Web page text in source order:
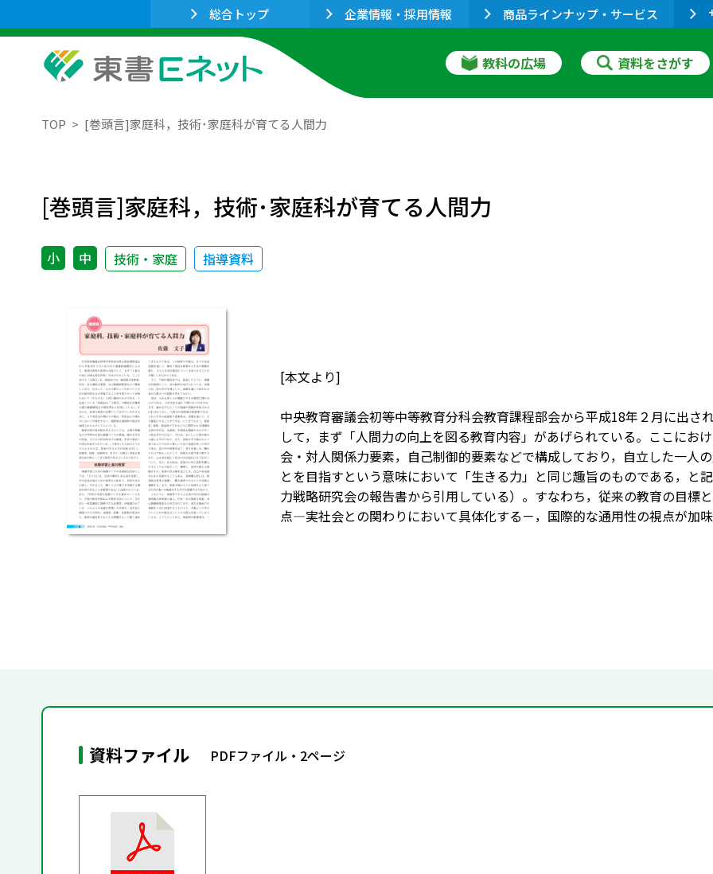
総合トップ 企業情報・採用情報 商品ラインナップ・サービス
教科の広場 資料をさがす
TOP [巻頭言]家庭科，技術･家庭科が育てる人間力
[巻頭言]家庭科，技術･家庭科が育てる人間力
小 中 技術・家庭 指導資料
[本文より]
中央教育審議会初等中等教育分科会教育課程部会から平成18年２月に出さ
して，まず「人間力の向上を図る教育内容」があげられている。ここにお
会・対人関係力要素，自己制御的要素などで構成しており，自立した一人
とを目指すという意味において「生きる力」と同じ趣旨のものである，と
力戦略研究会の報告書から引用している）。すなわち，従来の教育の目標
点―実社会との関わりにおいて具体化する－，国際的な通用性の視点が加味
資料ファイル PDFファイル・2ページ